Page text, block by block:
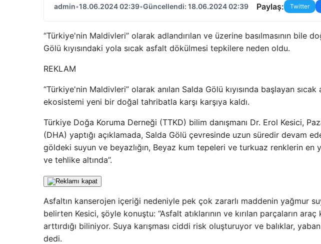
admin•18.06.2024 02:39•Güncellendi: 18.06.2024 02:39 Paylaş: Twitter
“Türkiye'nin Maldivleri” olarak adlandırılan ve üzerine basılmasının bile
Gölü kıyısındaki yola sıcak asfalt dökülmesi tepkilere neden oldu.
REKLAM
“Türkiye'nin Maldivleri” olarak anılan Salda Gölü kıyısında başlayan
ekosistemi yeni bir doğal tahribatla karşı karşıya kaldı.
Türkiye Doğa Koruma Derneği (TTKD) bilim danışmanı Dr. Erol Kesici,
(DHA) yaptığı açıklamada, Salda Gölü çevresinde uzun süredir devam
göldeki suyun ve beyazlığın, Beyaz kum tepeleri ve turkuaz renklerin en
ve tehlike altında”.
Asfaltın kanserojen içeriği nedeniyle pek çok zararlı maddenin yağmur
belirten Kesici, şöyle konuştu: “Asfalt atıklarının ve kırılan parçaların
arttırdığı biliniyor. Suya karışması ciddi risk oluşturuyor ve balıklar,
dedi.